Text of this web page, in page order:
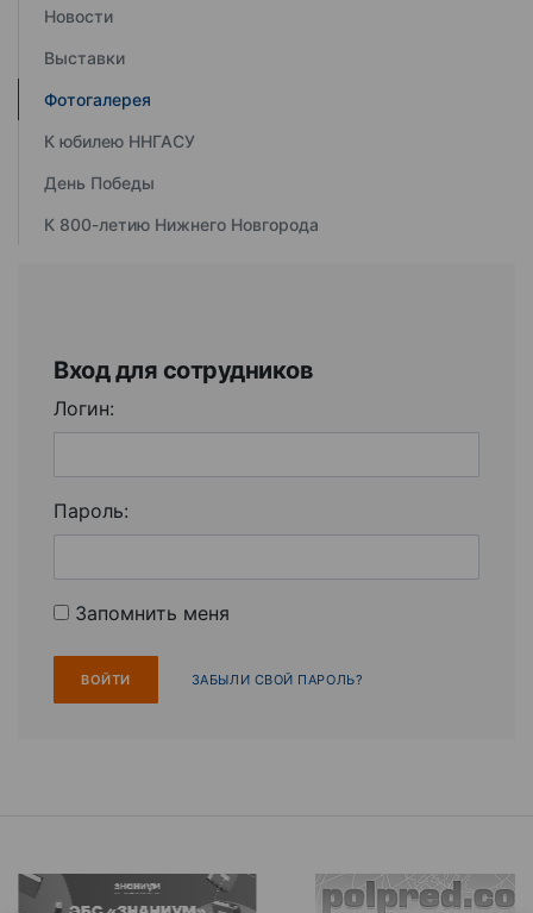
Новости
Выставки
Фотогалерея
К юбилею ННГАСУ
День Победы
К 800-летию Нижнего Новгорода
Вход для сотрудников
Логин:
Пароль:
Запомнить меня
ЗАБЫЛИ СВОЙ ПАРОЛЬ?